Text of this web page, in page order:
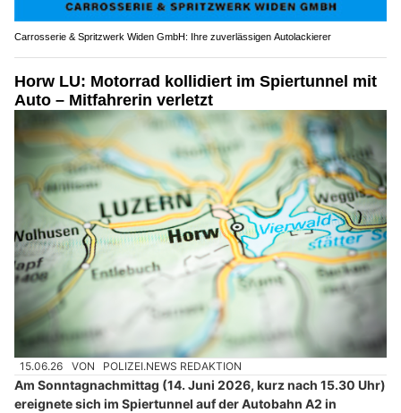
Carrosserie & Spritzwerk Widen GmbH: Ihre zuverlässigen Autolackierer
Horw LU: Motorrad kollidiert im Spiertunnel mit
Auto – Mitfahrerin verletzt
15.06.26 VON POLIZEI.NEWS REDAKTION
Am Sonntagnachmittag (14. Juni 2026, kurz nach 15.30 Uhr)
ereignete sich im Spiertunnel auf der Autobahn A2 in